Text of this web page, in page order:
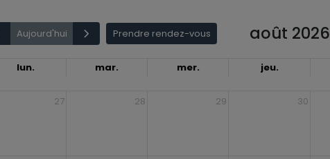
Aujourd'hui Prendre rendez-vous août 2026
lun. mar. mer. jeu.
27 28 29 30